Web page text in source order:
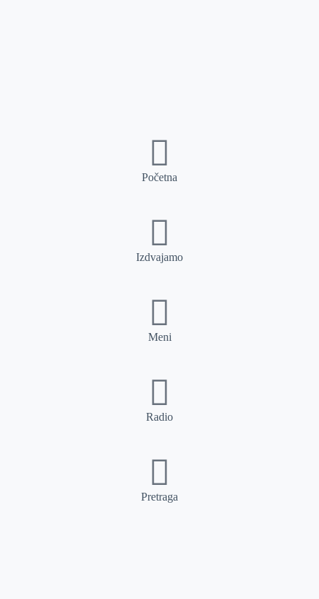
Početna
Izdvajamo
Meni
Radio
Pretraga